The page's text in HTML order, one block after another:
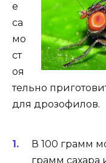
е
са
мо
ст
оя
тельно
для дрозофилов.
В 100 грамм
грамм сахара